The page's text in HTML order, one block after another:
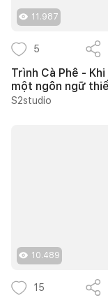
11.987
5
Trình Cà Phê -
một ngôn ngữ
S2studio
10.489
15